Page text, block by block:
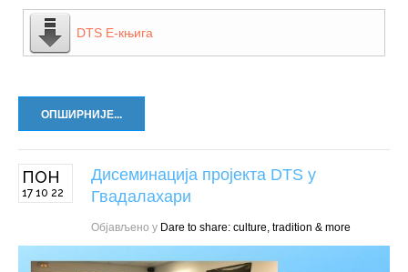
DTS Е-књига
ОПШИРНИЈЕ...
ПОН
17 10 22
Дисеминација пројекта DTS у
Гвадалахари
Објављено у Dare to share: culture, tradition & more